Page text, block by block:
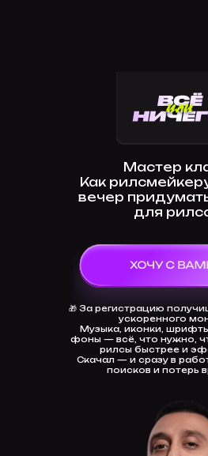
Мастер
Как
вечер
для
🎁 За регистрацию
ускоренного
Музыка, иконки,
фоны — всё, что нужно,
рилсы быстрее и
Скачал — и сразу в
поисков и потерь